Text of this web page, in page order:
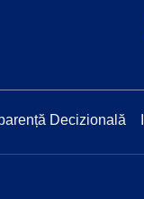
Decizională